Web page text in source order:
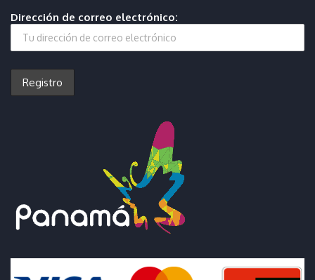
Dirección de correo electrónico: